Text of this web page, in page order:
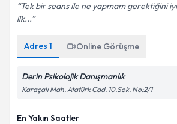
Tek bir seans ile ne yapmam gerektiğini
ilk...
Adres 1 Online Görüşme
Derin Psikolojik Danışmanlık
Karaçalı Mah. Atatürk Cad. 10.Sok. No:2/1
En Yakın Saatler